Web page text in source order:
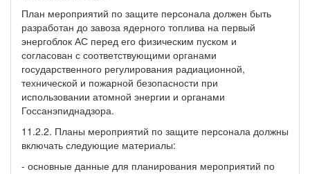
План мероприятий по защите персонала должен быть
разработан до завоза ядерного топлива на первый
энергоблок АС перед его физическим пуском и
согласован с соответствующими органами
государственного регулирования радиационной,
технической и пожарной безопасности при
использовании атомной энергии и органами
Госсанэпиднадзора.
11.2.2. Планы мероприятий по защите персонала должны
включать следующие материалы:
- основные данные для планирования мероприятий по